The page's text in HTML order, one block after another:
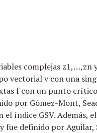
complejas z1,…,zn
vectorial v con una
f con un punto crítico
por Gómez-Mont,
índice GSV. Además,
definido por Aguilar,